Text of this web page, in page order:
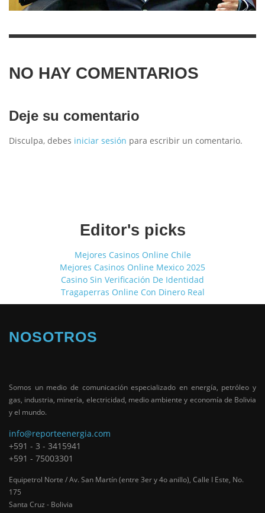
NO HAY COMENTARIOS
Deje su comentario
Disculpa, debes iniciar sesión para escribir un comentario.
Editor's picks
Mejores Casinos Online Chile
Mejores Casinos Online Mexico 2025
Casino Sin Verificación De Identidad
Tragaperras Online Con Dinero Real
NOSOTROS
Somos un medio de comunicación especializado en energía, petróleo y
gas, industria, minería, electricidad, medio ambiente y economía de Bolivia
y el mundo.
info@reporteenergia.com
+591 - 3 - 3415941
+591 - 75003301
Equipetrol Norte / Av. San Martín (entre 3er y 4o anillo), Calle I Este, No.
175
Santa Cruz - Bolivia